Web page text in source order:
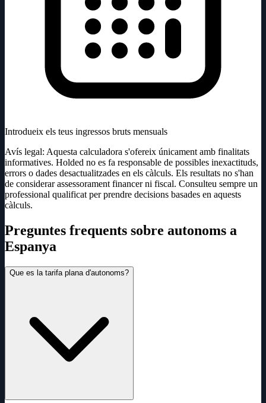
Introdueix els teus ingressos bruts mensuals
Avís legal: Aquesta calculadora s'ofereix únicament amb finalitats
informatives. Holded no es fa responsable de possibles inexactituds,
errors o dades desactualitzades en els càlculs. Els resultats no s'han
de considerar assessorament financer ni fiscal. Consulteu sempre un
professional qualificat per prendre decisions basades en aquests
càlculs.
Preguntes frequents sobre autonoms a
Espanya
Que es la tarifa plana d'autonoms?